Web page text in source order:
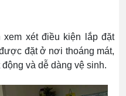
xét điều kiện lắp đặt
đặt ở nơi thoáng mát,
và dễ dàng vệ sinh.